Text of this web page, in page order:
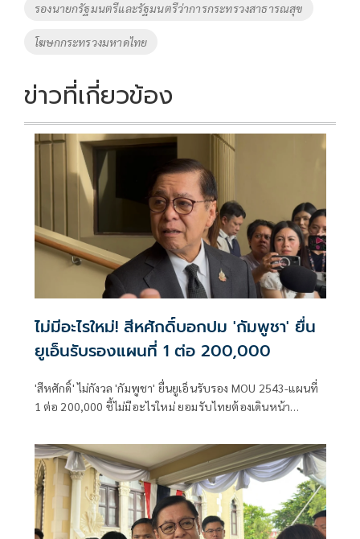
รองนายกรัฐมนตรีและรัฐมนตรีว่าการกระทรวงสาธารณสุข
โฆษกกระทรวงมหาดไทย
ข่าวที่เกี่ยวข้อง
ไม่มีอะไรใหม่! สีหศักดิ์บอกปม 'กัมพูชา' ยื่น
ยูเอ็นรับรองแผนที่ 1 ต่อ 200,000
'สีหศักดิ์' ไม่กังวล 'กัมพูชา' ยื่นยูเอ็นรับรอง MOU 2543-แผนที่
1 ต่อ 200,000​ ชี้ไม่มีอะไรใหม่ ยอมรับไทยต้องเดินหน้า
ระวังตกเป็นเครื่องมือเขมร​